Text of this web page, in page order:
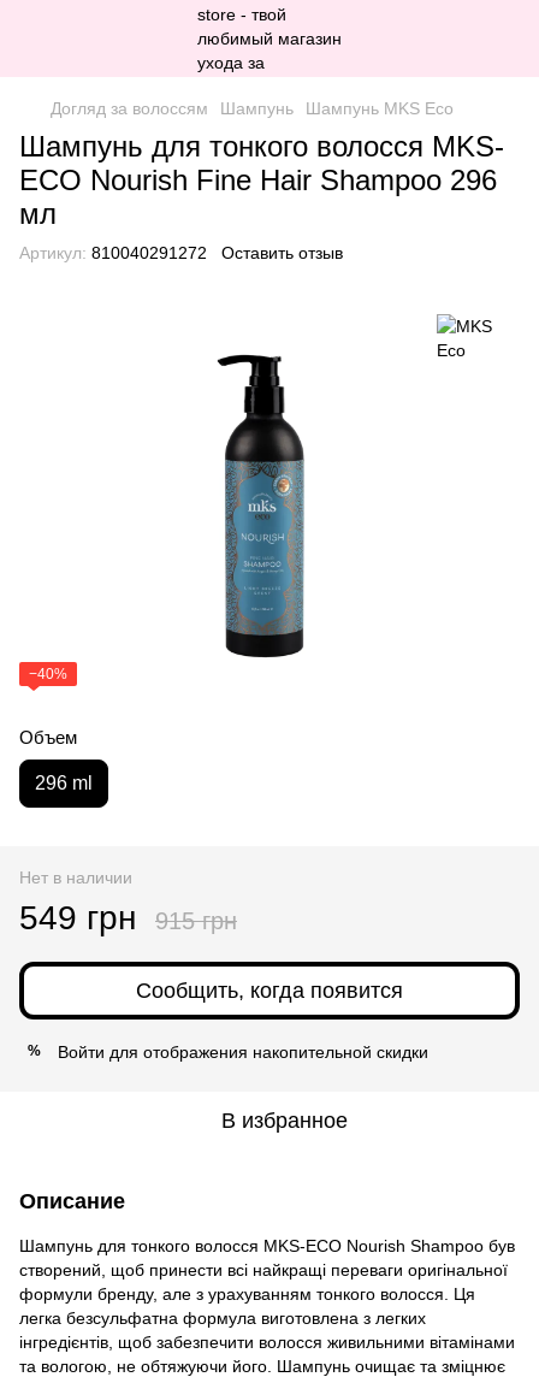
Догляд за волоссям Шампунь Шампунь MKS Eco
Шампунь для тонкого волосся MKS-
ECO Nourish Fine Hair Shampoo 296
мл
Артикул: 810040291272 Оставить отзыв
−40%
Объем
296 ml
Нет в наличии
549 грн 915 грн
Сообщить, когда появится
% Войти для отображения накопительной скидки
В избранное
Описание
Шампунь для тонкого волосся MKS-ECO Nourish Shampoo був
створений, щоб принести всі найкращі переваги оригінальної
формули бренду, але з урахуванням тонкого волосся. Ця
легка безсульфатна формула виготовлена з легких
інгредієнтів, щоб забезпечити волосся живильними вітамінами
та вологою, не обтяжуючи його. Шампунь очищає та зміцнює